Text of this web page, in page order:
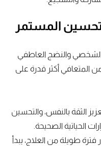
المستمر
الشخصي والنضج العاطفي
المتعافي أكثر قدرة على
الثقة بالنفس، والتحسين
الحياتية الصحيحة.
طويلة من العلاج، يبدأ